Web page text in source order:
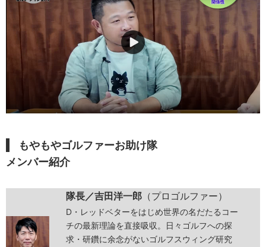
もやもやゴルファーお助け隊
メンバー紹介
隊長／吉田洋一郎 （プロゴルファー）
D・レッドベターをはじめ世界の名だたるコー
チの最新理論を直接吸収。日々ゴルフへの探
求・研鑽に余念がないゴルフスウィング研究